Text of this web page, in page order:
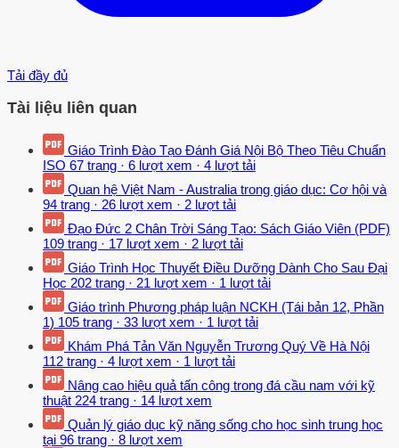
Tải đầy đủ
Tài liệu liên quan
Giáo Trình Đào Tạo Đánh Giá Nội Bộ Theo Tiêu Chuẩn
ISO 67 trang · 6 lượt xem · 4 lượt tải
Quan hệ Việt Nam - Australia trong giáo dục: Cơ hội và
94 trang · 26 lượt xem · 2 lượt tải
Đạo Đức 2 Chân Trời Sáng Tạo: Sách Giáo Viên (PDF)
109 trang · 17 lượt xem · 2 lượt tải
Giáo Trình Học Thuyết Điều Dưỡng Dành Cho Sau Đại
Học 202 trang · 21 lượt xem · 1 lượt tải
Giáo trình Phương pháp luận NCKH (Tái bản 12, Phần
1) 105 trang · 33 lượt xem · 1 lượt tải
Khám Phá Tản Văn Nguyễn Trương Quý Về Hà Nội
112 trang · 4 lượt xem · 1 lượt tải
Nâng cao hiệu quả tấn công trong đá cầu nam với kỹ
thuật 224 trang · 14 lượt xem
Quản lý giáo dục kỹ năng sống cho học sinh trung học
tại 96 trang · 8 lượt xem